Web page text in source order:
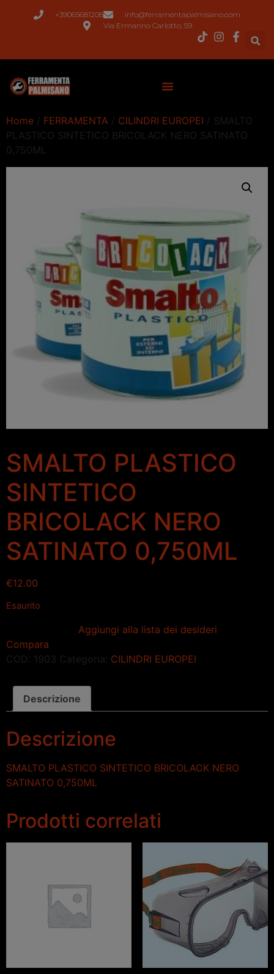
+39065681208
info@ferramentapalmisano.com
Via Ermanno Carlotto, 59
Home / FERRAMENTA / CILINDRI EUROPEI / SMALTO
PLASTICO SINTETICO BRICOLACK NERO SATINATO
0,750ML
SMALTO PLASTICO
SINTETICO
BRICOLACK NERO
SATINATO 0,750ML
€12.00
Esaurito
Aggiungi alla lista dei desideri
Compara
COD: 1903 Categoria: CILINDRI EUROPEI
Descrizione
Descrizione
SMALTO PLASTICO SINTETICO BRICOLACK NERO
SATINATO 0,750ML
Prodotti correlati